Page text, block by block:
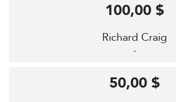
Richard Craig
-
100,00 $
50,00 $